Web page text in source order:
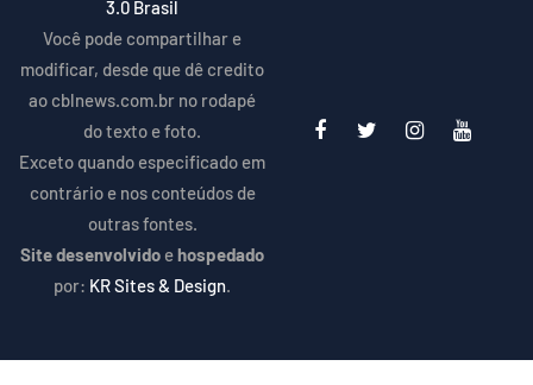
3.0 Brasil
Você pode compartilhar e
modificar, desde que dê credito
ao cblnews.com.br no rodapé
do texto e foto.
Exceto quando especificado em
contrário e nos conteúdos de
outras fontes.
Site desenvolvido ehospedado
por: KR Sites & Design.